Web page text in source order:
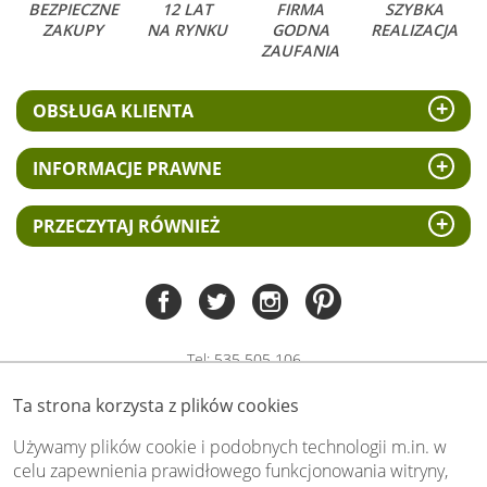
Ta strona korzysta z plików cookies
Używamy plików cookie i podobnych technologii m.in. w
celu zapewnienia prawidłowego funkcjonowania witryny,
BEZPIECZNE
ZAKUPY
12 LAT
NA RYNKU
FIRMA
GODNA
ZAUFANIA
SZYBKA
REALIZACJA
OBSŁUGA KLIENTA
INFORMACJE PRAWNE
PRZECZYTAJ RÓWNIEŻ
Tel:535 505 106
biuro@swiat-obrazow.pl
Copyright by swiat-obrazow.pl 2026,
Wszelkie prawa zastrzeżone